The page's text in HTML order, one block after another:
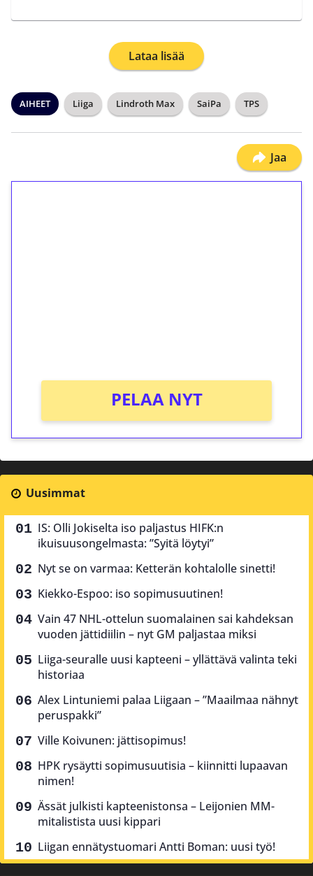
Lataa lisää
AIHEET Liiga Lindroth Max SaiPa TPS
Jaa
PELAA NYT
Uusimmat
IS: Olli Jokiselta iso paljastus HIFK:n
ikuisuusongelmasta: ”Syitä löytyi”
Nyt se on varmaa: Ketterän kohtalolle sinetti!
Kiekko-Espoo: iso sopimusuutinen!
Vain 47 NHL-ottelun suomalainen sai kahdeksan
vuoden jättidiilin – nyt GM paljastaa miksi
Liiga-seuralle uusi kapteeni – yllättävä valinta teki
historiaa
Alex Lintuniemi palaa Liigaan – ”Maailmaa nähnyt
peruspakki”
Ville Koivunen: jättisopimus!
HPK rysäytti sopimusuutisia – kiinnitti lupaavan
nimen!
Ässät julkisti kapteenistonsa – Leijonien MM-
mitalistista uusi kippari
Liigan ennätystuomari Antti Boman: uusi työ!